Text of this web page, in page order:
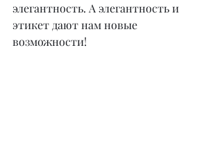
элегантность. А элегантность и
этикет дают нам новые
возможности!